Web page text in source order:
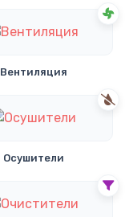
Вентиляция
Осушители